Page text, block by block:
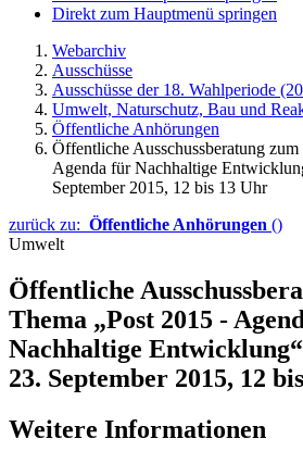
Direkt zum Hauptmenü springen
Webarchiv
Ausschüsse
Ausschüsse der 18. Wahlperiode
Umwelt, Naturschutz, Bau und
Öffentliche Anhörungen
Öffentliche Ausschussberatung
Agenda für Nachhaltige
September 2015, 12 bis 13 Uhr
zurück zu: Öffentliche Anhörungen ()
Umwelt
Öffentliche
Thema „Post 2015 -
Nachhaltige
23. September 2015, 12
Weitere Informationen